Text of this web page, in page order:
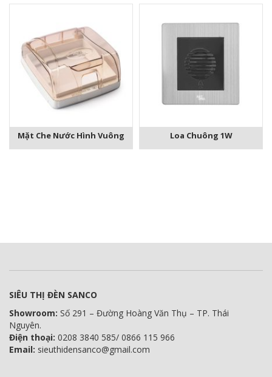
Mặt Che Nước Hình Vuông Loa Chuông 1W
SIÊU THỊ ĐÈN SANCO
Showroom: Số 291 – Đường Hoàng Văn Thụ – TP. Thái
Nguyên.
Điện thoại: 0208 3840 585/ 0866 115 966
Email: sieuthidensanco@gmail.com